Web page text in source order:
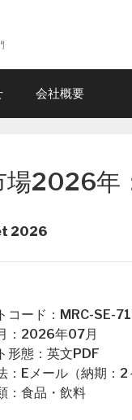
会社概要
2026年
2026
コード：MRC-SE-
：2026年07月
形態：英文PDF
：Eメール（納期：2
：食品・飲料